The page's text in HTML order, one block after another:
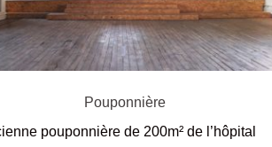
Pouponnière
pouponnière de 200m² de l’hôpital